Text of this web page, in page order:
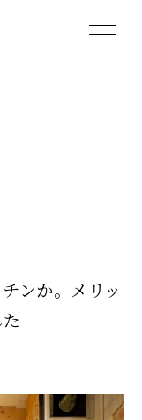
ンか。メリッ